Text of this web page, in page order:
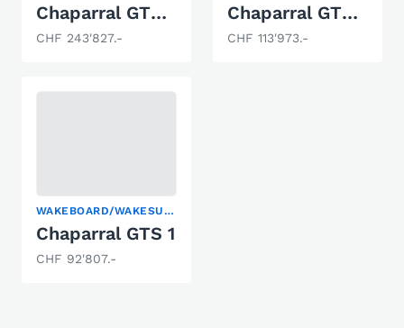
Chaparral GTS 6
CHF 243'827.-
Chaparral GTS 3
CHF 113'973.-
WAKEBOARD/WAKESURF
Chaparral GTS 1
CHF 92'807.-